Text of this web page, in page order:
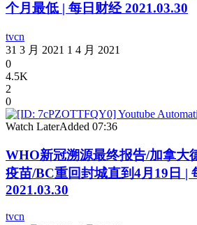
个月最低 | 每日财经 2021.03.30
tvcn
31 3 月 2021 1 4 月 2021
0
4.5K
2
0
Watch LaterAdded 07:36
WHO新冠溯源最终报告/加拿大
疫苗/BC重回封城直到4月19日 |
2021.03.30
tvcn